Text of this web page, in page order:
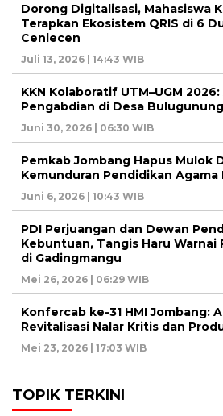
Dorong Digitalisasi, Mahasiswa
Terapkan Ekosistem QRIS di 6
Cenlecen
Juli 13, 2026 | 14:43 WIB
KKN Kolaboratif UTM–UGM
Pengabdian di Desa Bulugunung
Juni 30, 2026 | 06:30 WIB
Pemkab Jombang Hapus Mulok
Kemunduran Pendidikan Agama
Juni 6, 2026 | 10:43 WIB
PDI Perjuangan dan Dewan
Kebuntuan, Tangis Haru Warnai
di Gadingmangu
Mei 26, 2026 | 06:29 WIB
Konfercab ke-31 HMI Jombang:
Revitalisasi Nalar Kritis dan
Mei 23, 2026 | 17:03 WIB
TOPIK TERKINI